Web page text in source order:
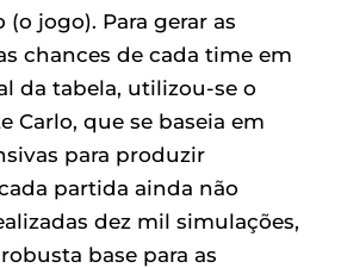
jogo). Para gerar as
chances de cada time em
da tabela, utilizou-se o
Carlo, que se baseia em
para produzir
partida ainda não
dez mil simulações,
base para as